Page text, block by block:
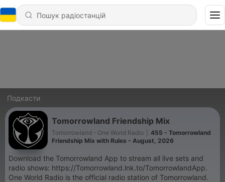
Подкасти
Tomorrowland Friendship Mix
Tomorrowland - One World Radio
455 - Tomorrowland
Friendship Mix with Rules - August, 2026
Download the Tomorrowland App to stream all live sets and
radio shows: https://Tomorrowland.lnk.to/TomorrowlandApp.
One World Radio is the official radio station of Tomorrowland.